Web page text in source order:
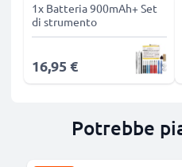
1x Batteria 900mAh+ Set
di strumento
16,95 €
Potrebbe